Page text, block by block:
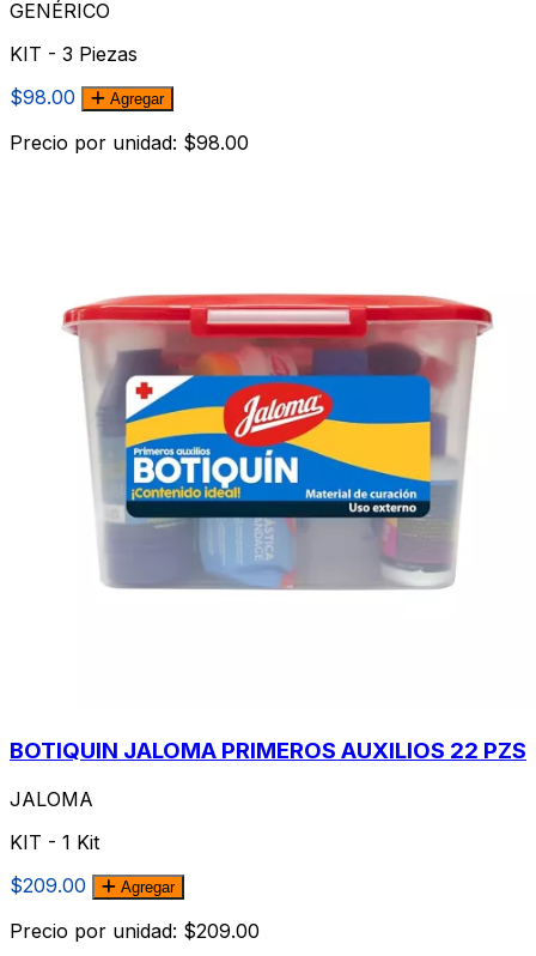
GENÉRICO
KIT - 3 Piezas
$98.00
Agregar
Precio por unidad: $98.00
BOTIQUIN JALOMA PRIMEROS AUXILIOS 22 PZS
JALOMA
KIT - 1 Kit
$209.00
Agregar
Precio por unidad: $209.00